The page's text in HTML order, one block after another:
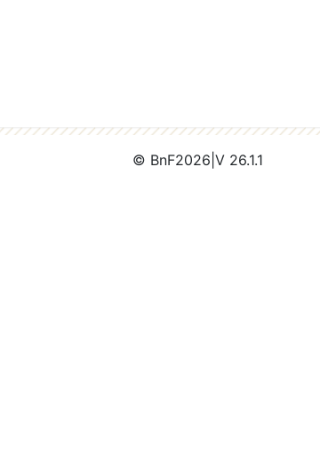
© BnF2026 V 26.1.1